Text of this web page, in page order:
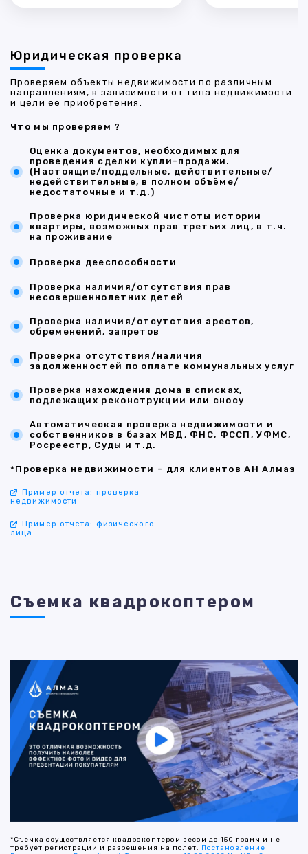
Юридическая проверка
Проверяем объекты недвижимости по различным
направлениям, в зависимости от типа недвижимости
и цели ее приобретения.
Что мы проверяем ?
Оценка документов, необходимых для
проведения сделки купли-продажи.
(Настоящие/поддельные, действительные/
недействительные, в полном объёме/
недостаточные и т.д.)
Проверка юридической чистоты истории
квартиры, возможных прав третьих лиц, в т.ч.
на проживание
Проверка дееспособности
Проверка наличия/отсутствия прав
несовершеннолетних детей
Проверка наличия/отсутствия арестов,
обременений, запретов
Проверка отсутствия/наличия
задолженностей по оплате коммунальных услуг
Проверка нахождения дома в списках,
подлежащих реконструкции или сносу
Автоматическая проверка недвижимости и
собственников в базах МВД, ФНС, ФССП, УФМС,
Росреестр, Суды и т.д.
*Проверка недвижимости - для клиентов АН Алмаз
Пример отчета: проверка
недвижимости
Пример отчета: физического
лица
Съемка квадрокоптером
*Съемка осуществляется квадрокоптером весом до 150 грамм и не
требует регистрации и разрешения на полет. Постановление